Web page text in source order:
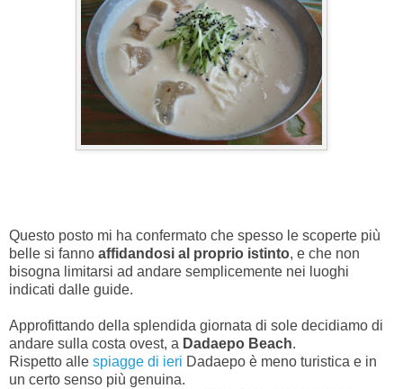
Questo posto mi ha confermato che spesso le scoperte più
belle si fanno affidandosi al proprio istinto, e che non
bisogna limitarsi ad andare semplicemente nei luoghi
indicati dalle guide.
Approfittando della splendida giornata di sole decidiamo di
andare sulla costa ovest, a Dadaepo Beach.
Rispetto alle spiagge di ieri Dadaepo è meno turistica e in
un certo senso più genuina.